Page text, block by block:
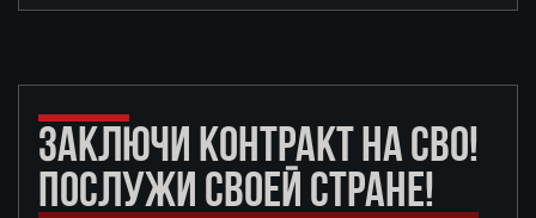
ЗАКЛЮЧИ КОНТРАКТ НА СВО!
ПОСЛУЖИ СВОЕЙ СТРАНЕ!